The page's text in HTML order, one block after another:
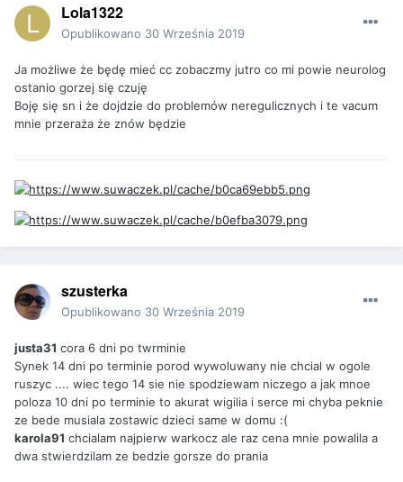
Lola1322
Opublikowano 30 Września 2019
Ja możliwe że będę mieć cc zobaczmy jutro co mi powie neurolog
ostanio gorzej się czuję
Boję się sn i że dojdzie do problemów neregulicznych i te vacum
mnie przeraża że znów będzie
szusterka
Opublikowano 30 Września 2019
justa31 cora 6 dni po twrminie
Synek 14 dni po terminie porod wywoluwany nie chcial w ogole
ruszyc .... wiec tego 14 sie nie spodziewam niczego a jak mnoe
poloza 10 dni po terminie to akurat wigilia i serce mi chyba peknie
ze bede musiala zostawic dzieci same w domu :(
karola91 chcialam najpierw warkocz ale raz cena mnie powalila a
dwa stwierdzilam ze bedzie gorsze do prania